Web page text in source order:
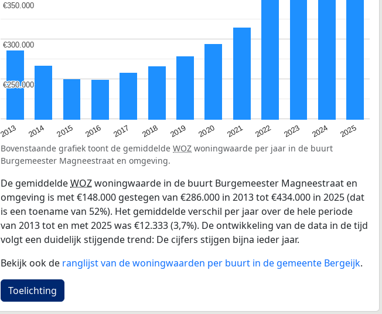
2013 2014 2015 2016 2017 2018 2019 2020 2021 2022 2023 2024 2025
€250.000
€250.000
€300.000
€300.000
€350.000
€350.000
Bovenstaande grafiek toont de gemiddelde WOZ woningwaarde per jaar in de buurt
Burgemeester Magneestraat en omgeving.
De gemiddeldeWOZwoningwaarde in de buurt Burgemeester Magneestraat en
omgeving is met €148.000 gestegen van €286.000 in 2013 tot €434.000 in 2025 (dat
is een toename van 52%). Het gemiddelde verschil per jaar over de hele periode
van 2013 tot en met 2025 was €12.333 (3,7%). De ontwikkeling van de data in de tijd
volgt een duidelijk stijgende trend: De cijfers stijgen bijna ieder jaar.
Bekijk ook de ranglijst van de woningwaarden per buurt in de gemeente Bergeijk.
Toelichting